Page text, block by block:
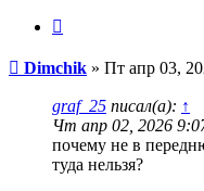
Сообщение
Dimchik » Пт апр 03,
graf_25 писал(а): ↑
Чт апр 02, 2026
почему не в
туда нельзя?